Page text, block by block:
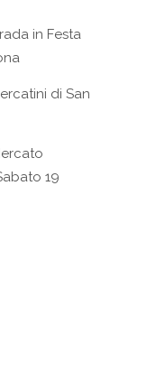
in Festa
di San
19